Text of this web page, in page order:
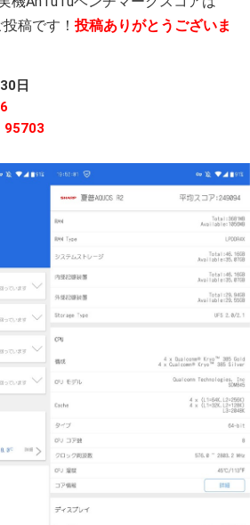
投稿です！投稿ありがとうございま
日
95703